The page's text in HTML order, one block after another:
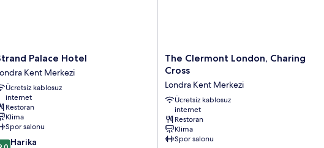
Kent
Palace Hotel
Kent Merkezi
Ücretsiz kablosuz
internet
Restoran
Klima
Spor salonu
Harika
The
Clermont
Charing
Cross
Londra
Kent
Merkezi
The Clermont London, Charing
Cross
Londra Kent Merkezi
Ücretsiz kablosuz
internet
Restoran
Klima
Spor salonu